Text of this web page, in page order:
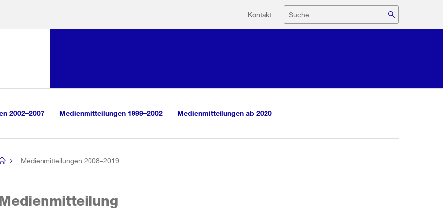
Hilfsnavigation
Kontakt Suche
2002–2007 Medienmitteilungen 1999–2002 Medienmitteilungen ab 2020
Medienmitteilungen 2008–2019